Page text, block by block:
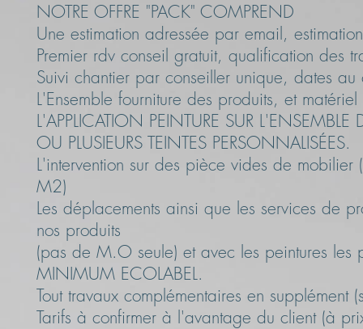
NOTRE OFFRE "PACK" COMPREND
Une estimation adressée par email,
Premier rdv conseil gratuit, qualification des
Suivi chantier par conseiller unique, dates
L'Ensemble fourniture des produits, et
L'APPLICATION PEINTURE SUR
OU PLUSIEURS TEINTES PERSONNALISÉES.
L'intervention sur des pièce vides de
M2)
Les déplacements ainsi que les services de
nos produits
(pas de M.O seule) et avec les peintures les
MINIMUM ECOLABEL.
Tout travaux complémentaires en
Tarifs à confirmer à l'avantage du client (à